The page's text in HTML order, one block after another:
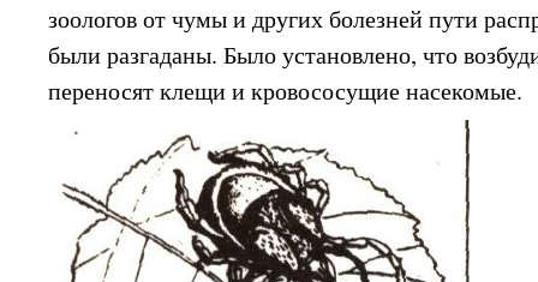
зоологов от чумы и других болезней пути
были разгаданы. Было установлено, что
переносят клещи и кровососущие насекомые.